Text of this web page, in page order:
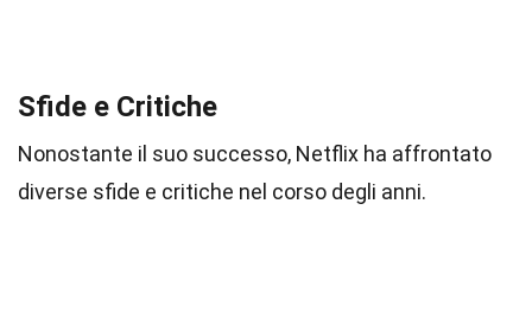
Sfide e Critiche
Nonostante il suo successo, Netflix ha affrontato
diverse sfide e critiche nel corso degli anni.